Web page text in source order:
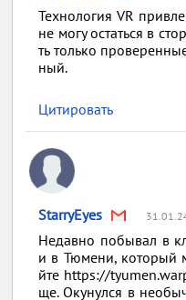
Технология VR
не могу остаться в
ть только
ный.
Цитировать
StarryEyes
Недавно побывал в
и в Тюмени, который
йте https://
ще. Окунулся в